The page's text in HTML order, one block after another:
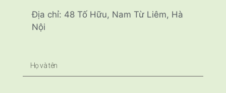
Địa chỉ: 48 Tố Hữu, Nam Từ Liêm, Hà
Nội